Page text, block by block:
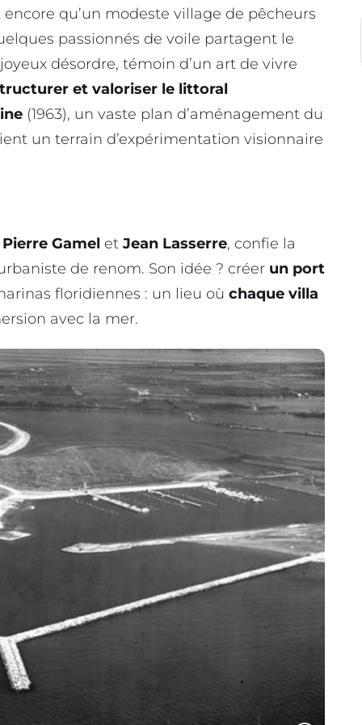
encore qu’un modeste village de pêcheurs
passionnés de voile partagent le
désordre, témoin d’un art de vivre
et valoriser le littoral
(1963), un vaste plan d’aménagement du
un terrain d’expérimentation visionnaire
Pierre Gamel et Jean Lasserre, confie la
de renom. Son idée ? créer un port
floridiennes : un lieu où chaque villa
avec la mer.